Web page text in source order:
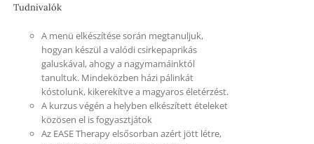
Tudnivalók
A menü elkészítése során megtanuljuk,
hogyan készül a valódi csirkepaprikás
galuskával, ahogy a nagymamáinktól
tanultuk. Mindeközben házi pálinkát
kóstolunk, kikerekítve a magyaros életérzést.
A kurzus végén a helyben elkészített ételeket
közösen el is fogyasztjátok
Az EASE Therapy elsősorban azért jött létre,